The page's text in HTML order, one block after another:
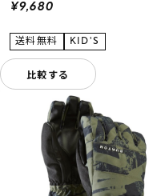
¥9,680
比較する